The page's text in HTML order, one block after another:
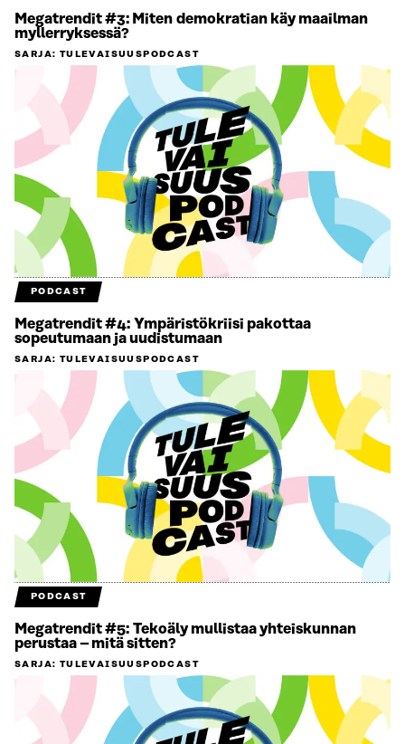
Megatrendit #3: Miten demokratian käy maailman
myllerryksessä?
SARJA: TULEVAISUUSPODCAST
PODCAST
Megatrendit #4: Ympäristökriisi pakottaa
sopeutumaan ja uudistumaan
SARJA: TULEVAISUUSPODCAST
PODCAST
Megatrendit #5: Tekoäly mullistaa yhteiskunnan
perustaa – mitä sitten?
SARJA: TULEVAISUUSPODCAST